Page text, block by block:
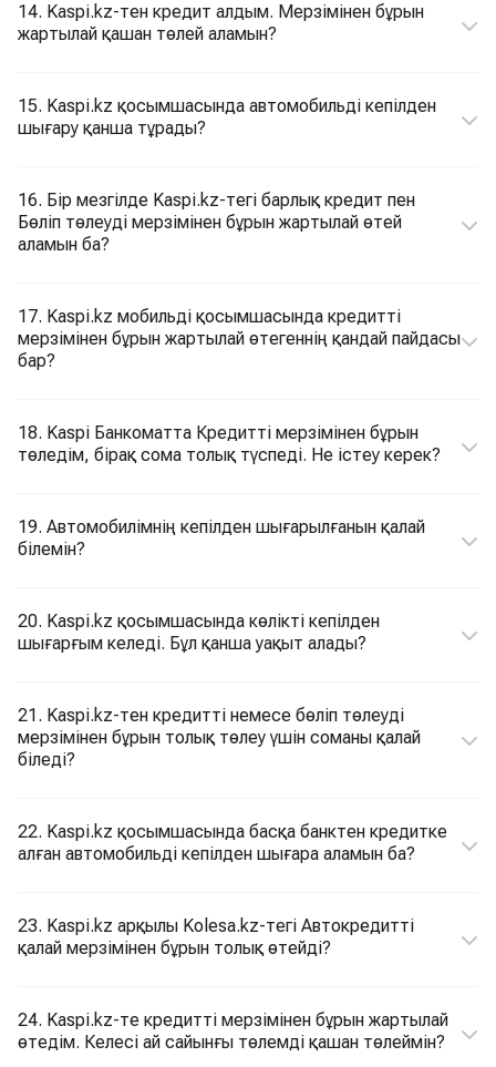
14. Kaspi.kz-тен кредит алдым. Мерзімінен бұрын
жартылай қашан төлей аламын?
15. Kaspi.kz қосымшасында автомобильді кепілден
шығару қанша тұрады?
16. Бір мезгілде Kaspi.kz-тегі барлық кредит пен
Бөліп төлеуді мерзімінен бұрын жартылай өтей
аламын ба?
17. Kaspi.kz мобильді қосымшасында кредитті
мерзімінен бұрын жартылай өтегеннің қандай пайдасы
бар?
18. Kaspi Банкоматта Кредитті мерзімінен бұрын
төледім, бірақ сома толық түспеді. Не істеу керек?
19. Автомобилімнің кепілден шығарылғанын қалай
білемін?
20. Kaspi.kz қосымшасында көлікті кепілден
шығарғым келеді. Бұл қанша уақыт алады?
21. Kaspi.kz-тен кредитті немесе бөліп төлеуді
мерзімінен бұрын толық төлеу үшін соманы қалай
біледі?
22. Kaspi.kz қосымшасында басқа банктен кредитке
алған автомобильді кепілден шығара аламын ба?
23. Kaspi.kz арқылы Kolesa.kz-тегі Автокредитті
қалай мерзімінен бұрын толық өтейді?
24. Kaspi.kz-те кредитті мерзімінен бұрын жартылай
өтедім. Келесі ай сайынғы төлемді қашан төлеймін?